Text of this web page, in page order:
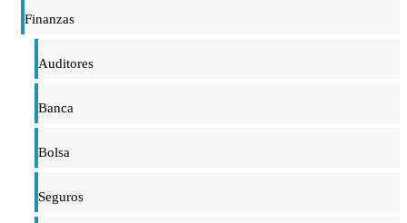
Finanzas
Auditores
Banca
Bolsa
Seguros